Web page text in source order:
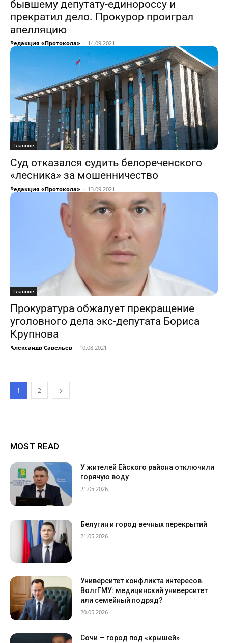
бывшему депутату-единороссу и
прекратил дело. Прокурор проиграл
апелляцию
Редакция «Протокола» - 14.09.2021
Главное
Суд отказался судить белореченского
«лесника» за мошенничество
Редакция «Протокола» - 13.09.2021
Главное
Прокуратура обжалует прекращение
уголовного дела экс-депутата Бориса
Крупнова
Александр Савельев - 10.08.2021
1 2
MOST READ
У жителей Ейского района отключили
горячую воду
21.05.2026
Белугин и город вечных перекрытий
21.05.2026
Университет конфликта интересов.
ВолгГМУ: медицинский университет
или семейный подряд?
20.05.2026
Сочи — город под «крышей»